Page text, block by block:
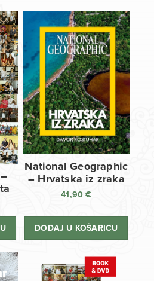
National Geographic
– Hrvatska iz zraka
41,90€
DODAJ U KOŠARICU